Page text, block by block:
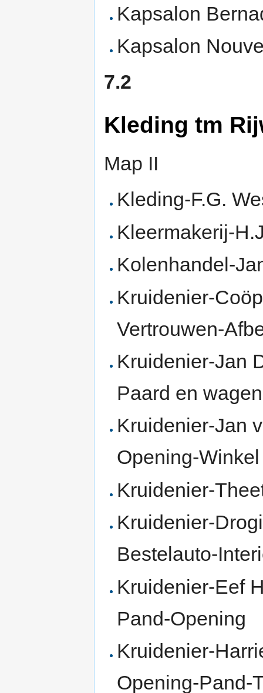
Kapsalon
Kapsalon
7.2
Kleding tm
Map II
Kleding-F.G.
Kleermakerij-
Kolenhandel-
Kruidenier-
Vertrouwen-
Kruidenier-Jan
Paard en wagen
Kruidenier-Jan
Opening-
Kruidenier-
Kruidenier-
Bestelauto-
Kruidenier-Eef
Pand-Opening
Kruidenier-
Opening-Pand-